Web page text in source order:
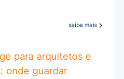
saiba mais
para arquitetos e
onde guardar